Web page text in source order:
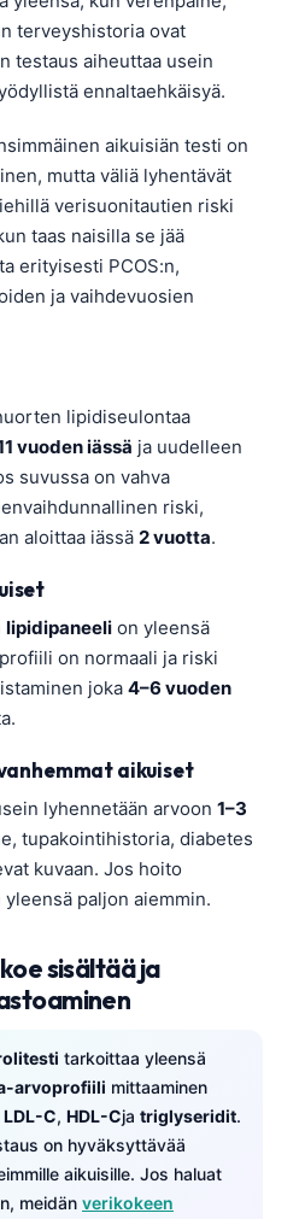
terveyshistoria ovat
testaus aiheuttaa usein
ennaltaehkäisyä.
aikuisiän testi on
mutta väliä lyhentävät
verisuonitautien riski
taas naisilla se jää
erityisesti PCOS:n,
ja vaihdevuosien
lipidiseulontaa
vuoden iässä ja uudelleen
suvussa on vahva
riski,
aloittaa iässä 2 vuotta.
lipidipaneeli on yleensä
on normaali ja riski
joka 4–6 vuoden
aikuiset
lyhennetään arvoon 1–3
tupakointihistoria, diabetes
kuvaan. Jos hoito
paljon aiemmin.
sisältää ja
tarkoittaa yleensä
arvoprofiili mittaaminen
LDL-C, HDL-Cja triglyseridit.
on hyväksyttävää
aikuisille. Jos haluat
meidän verikokeen